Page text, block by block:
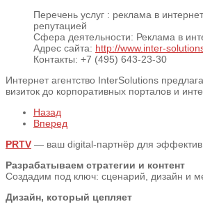
Перечень услуг : реклама в
репутацией
Сфера деятельности: Реклама в
Адрес сайта: http://www.inter-
Контакты: +7 (495) 643-23-30
Интернет агентство InterSolutions
визиток до корпоративных порталов и
Назад
Вперед
PRTV — ваш digital-партнёр для
Разрабатываем стратегии и контент
Создадим под ключ: сценарий, дизайн и
Дизайн, который цепляет